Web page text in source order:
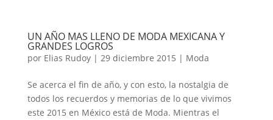
UN AÑO MAS LLENO DE MODA MEXICANA Y
GRANDES LOGROS
por Elias Rudoy| 29 diciembre 2015 | Moda
Se acerca el fin de año, y con esto, la nostalgia de
todos los recuerdos y memorias de lo que vivimos
este 2015 en México está de Moda. Mientras el